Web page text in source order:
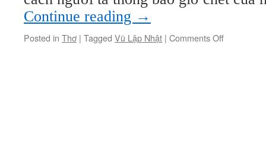
Continue reading →
Posted in Thơ | Tagged Vũ Lập Nhật | Comments Offon